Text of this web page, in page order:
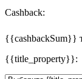
Cashback:
{{cashbackSum}}
{{title_property}}: